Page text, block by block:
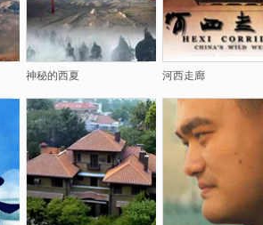
神秘的西夏 河西走廊